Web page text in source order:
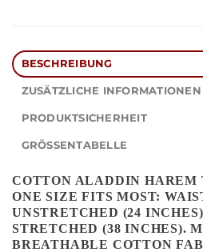
BESCHREIBUNG
ZUSÄTZLICHE INFORMATIONEN
PRODUKTSICHERHEIT
GRÖSSENTABELLE
COTTON ALADDIN HAREM
ONE SIZE FITS MOST:
UNSTRETCHED (24 INCHES)
STRETCHED (38 INCHES).
BREATHABLE COTTON